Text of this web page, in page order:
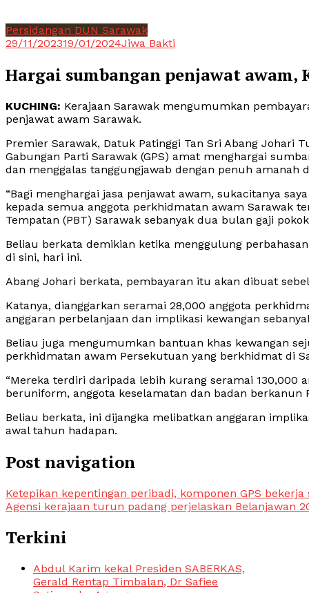
Persidangan DUN Sarawak
29/11/202319/01/2024Jiwa Bakti
Hargai sumbangan penjawat awam,
KUCHING: Kerajaan Sarawak mengumumkan
penjawat awam Sarawak.
Premier Sarawak, Datuk Patinggi Tan Sri Abang Johari
Gabungan Parti Sarawak (GPS) amat menghargai
dan menggalas tanggungjawab dengan penuh amanah
“Bagi menghargai jasa penjawat awam, sukacitanya
kepada semua anggota perkhidmatan awam Sarawak
Tempatan (PBT) Sarawak sebanyak dua bulan gaji
Beliau berkata demikian ketika menggulung
di sini, hari ini.
Abang Johari berkata, pembayaran itu akan dibuat
Katanya, dianggarkan seramai 28,000 anggota
anggaran perbelanjaan dan implikasi kewangan
Beliau juga mengumumkan bantuan khas kewangan
perkhidmatan awam Persekutuan yang berkhidmat di
“Mereka terdiri daripada lebih kurang seramai
beruniform, anggota keselamatan dan badan berkanun
Beliau berkata, ini dijangka melibatkan anggaran
awal tahun hadapan.
Post navigation
Ketepikan kepentingan peribadi, komponen GPS
Agensi kerajaan turun padang perjelaskan Belanjawan
Terkini
Abdul Karim kekal Presiden SABERKAS,
Gerald Rentap Timbalan, Dr Safiee